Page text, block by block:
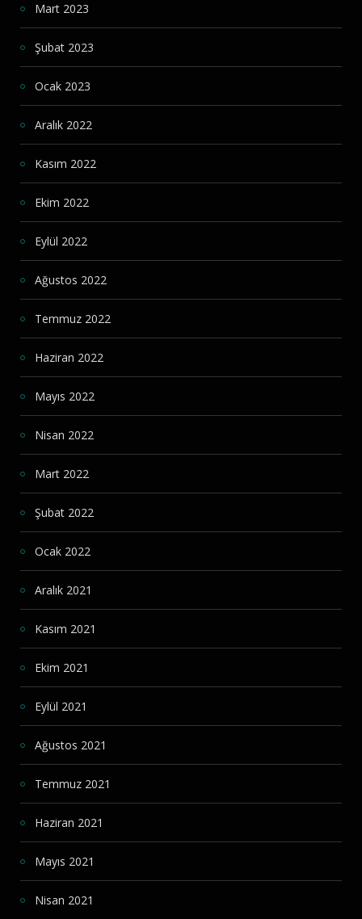
Mart 2023
Şubat 2023
Ocak 2023
Aralık 2022
Kasım 2022
Ekim 2022
Eylül 2022
Ağustos 2022
Temmuz 2022
Haziran 2022
Mayıs 2022
Nisan 2022
Mart 2022
Şubat 2022
Ocak 2022
Aralık 2021
Kasım 2021
Ekim 2021
Eylül 2021
Ağustos 2021
Temmuz 2021
Haziran 2021
Mayıs 2021
Nisan 2021